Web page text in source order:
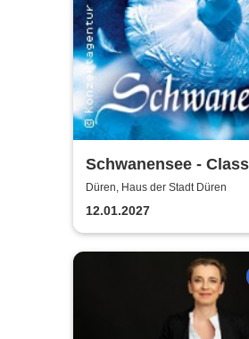
Schwanensee -
Ballet Napoli
Düren, Haus der Stadt Düren
12.01.2027